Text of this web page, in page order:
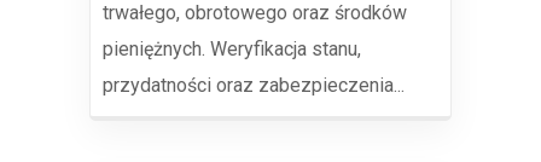
trwałego, obrotowego oraz środków
pieniężnych. Weryfikacja stanu,
przydatności oraz zabezpieczenia...